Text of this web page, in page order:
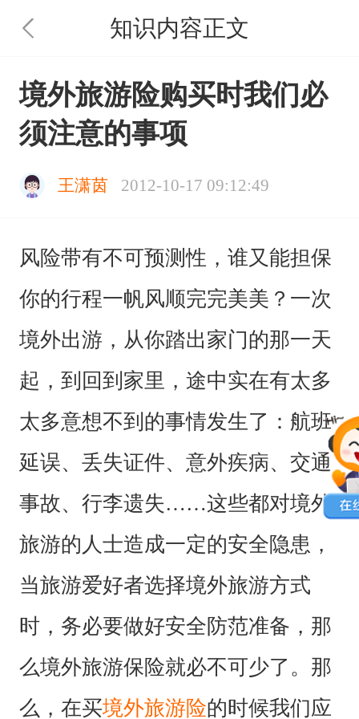
知识内容正文
境外旅游险购买时我们必
须注意的事项
王潇茵 2012-10-17 09:12:49
风险带有不可预测性，谁又能担保
你的行程一帆风顺完完美美？一次
境外出游，从你踏出家门的那一天
起，到回到家里，途中实在有太多
太多意想不到的事情发生了：航班
延误、丢失证件、意外疾病、交通
事故、行李遗失……这些都对境外
旅游的人士造成一定的安全隐患，
当旅游爱好者选择境外旅游方式
时，务必要做好安全防范准备，那
么境外旅游保险就必不可少了。那
么，在买境外旅游险的时候我们应